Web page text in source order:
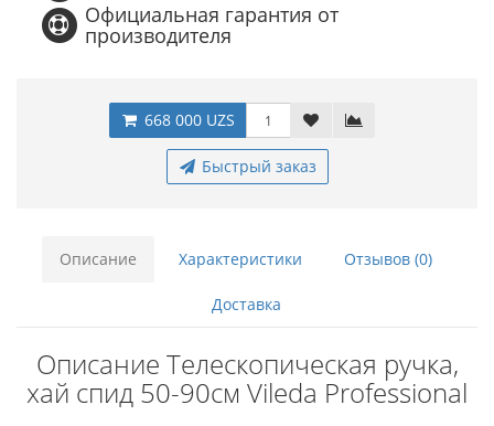
Официальная гарантия от
производителя
668 000 UZS
Быстрый заказ
Описание Характеристики Отзывов (0)
Доставка
Описание Телескопическая ручка,
хай спид 50-90см Vileda Professional